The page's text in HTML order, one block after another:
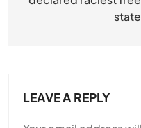
state
LEAVE A REPLY